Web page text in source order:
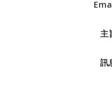
主
訊